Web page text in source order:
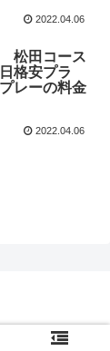
2022.04.06
松田コース
格安プラ
レーの料金
2022.04.06